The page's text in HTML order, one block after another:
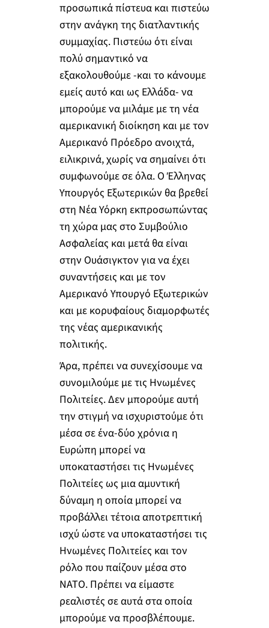
προσωπικά πίστευα και πιστεύω
στην ανάγκη της διατλαντικής
συμμαχίας. Πιστεύω ότι είναι
πολύ σημαντικό να
εξακολουθούμε -και το κάνουμε
εμείς αυτό και ως Ελλάδα- να
μπορούμε να μιλάμε με τη νέα
αμερικανική διοίκηση και με τον
Αμερικανό Πρόεδρο ανοιχτά,
ειλικρινά, χωρίς να σημαίνει ότι
συμφωνούμε σε όλα. Ο Έλληνας
Υπουργός Εξωτερικών θα βρεθεί
στη Νέα Υόρκη εκπροσωπώντας
τη χώρα μας στο Συμβούλιο
Ασφαλείας και μετά θα είναι
στην Ουάσιγκτον για να έχει
συναντήσεις και με τον
Αμερικανό Υπουργό Εξωτερικών
και με κορυφαίους διαμορφωτές
της νέας αμερικανικής
πολιτικής.
Άρα, πρέπει να συνεχίσουμε να
συνομιλούμε με τις Ηνωμένες
Πολιτείες. Δεν μπορούμε αυτή
την στιγμή να ισχυριστούμε ότι
μέσα σε ένα-δύο χρόνια η
Ευρώπη μπορεί να
υποκαταστήσει τις Ηνωμένες
Πολιτείες ως μια αμυντική
δύναμη η οποία μπορεί να
προβάλλει τέτοια αποτρεπτική
ισχύ ώστε να υποκαταστήσει τις
Ηνωμένες Πολιτείες και τον
ρόλο που παίζουν μέσα στο
ΝΑΤΟ. Πρέπει να είμαστε
ρεαλιστές σε αυτά στα οποία
μπορούμε να προσβλέπουμε.